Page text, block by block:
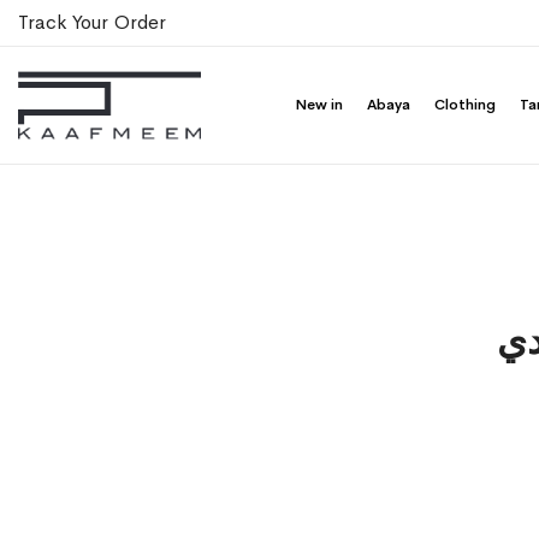
Track Your Order
New in Abaya Clothing